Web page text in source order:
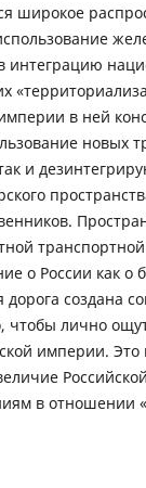
широкое
интеграцию
в ней
новых
и
о России как
создана
чтобы лично
империи. Это
в отношении